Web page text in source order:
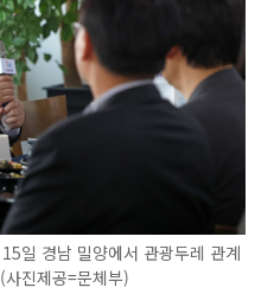
일 경남 밀양에서 관광두레 관계
진제공=문체부)